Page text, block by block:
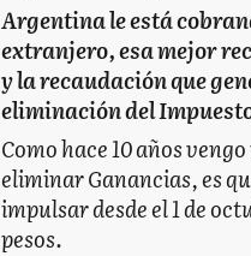
Argentina le está
extranjero, esa mejor
y la recaudación que
eliminación del
Como hace 10 años
eliminar Ganancias, es
impulsar desde el 1 de
pesos.